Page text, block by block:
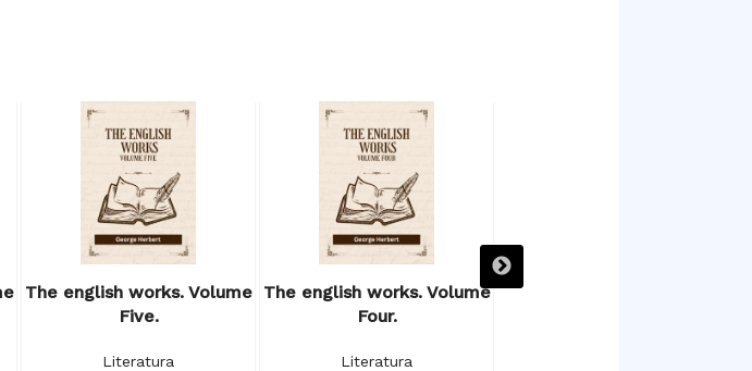
The english works. Volume
Five.
Literatura
The english works. Volume
Four.
Literatura
The english works. Volume